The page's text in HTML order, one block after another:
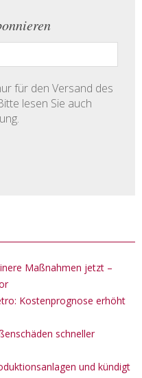
für den Versand des
lesen Sie auch
Maßnahmen jetzt –
Kostenprognose erhöht
schneller
und kündigt